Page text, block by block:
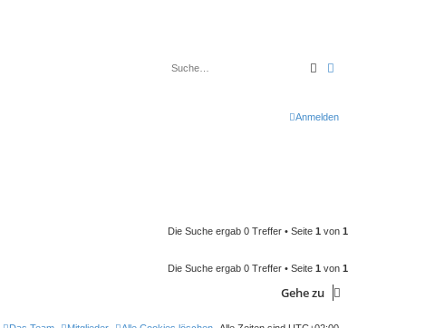
Suche
Anmelden
Die Suche ergab 0 Treffer • Seite 1 von 1
Die Suche ergab 0 Treffer • Seite 1 von 1
Gehe zu